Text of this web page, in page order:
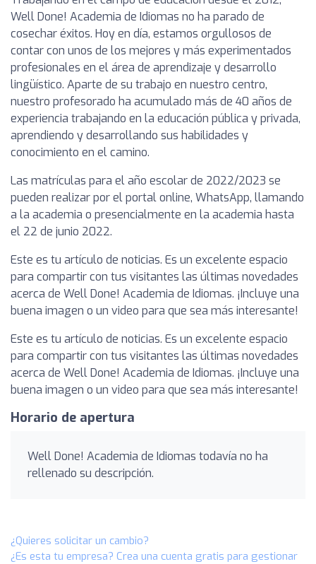
Well Done! Academia de Idiomas no ha parado de
cosechar éxitos. Hoy en día, estamos orgullosos de
contar con unos de los mejores y más experimentados
profesionales en el área de aprendizaje y desarrollo
lingüístico. Aparte de su trabajo en nuestro centro,
nuestro profesorado ha acumulado más de 40 años de
experiencia trabajando en la educación pública y privada,
aprendiendo y desarrollando sus habilidades y
conocimiento en el camino.
Las matrículas para el año escolar de 2022/2023 se
pueden realizar por el portal online, WhatsApp, llamando
a la academia o presencialmente en la academia hasta
el 22 de junio 2022.
Este es tu artículo de noticias. Es un excelente espacio
para compartir con tus visitantes las últimas novedades
acerca de Well Done! Academia de Idiomas. ¡Incluye una
buena imagen o un video para que sea más interesante!
Este es tu artículo de noticias. Es un excelente espacio
para compartir con tus visitantes las últimas novedades
acerca de Well Done! Academia de Idiomas. ¡Incluye una
buena imagen o un video para que sea más interesante!
Horario de apertura
Well Done! Academia de Idiomas todavía no ha
rellenado su descripción.
¿Quieres solicitar un cambio?
¿Es esta tu empresa? Crea una cuenta gratis para gestionar